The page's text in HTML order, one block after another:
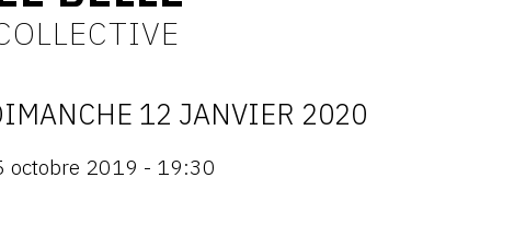
12 JANVIER 2020
octobre 2019 - 19:30